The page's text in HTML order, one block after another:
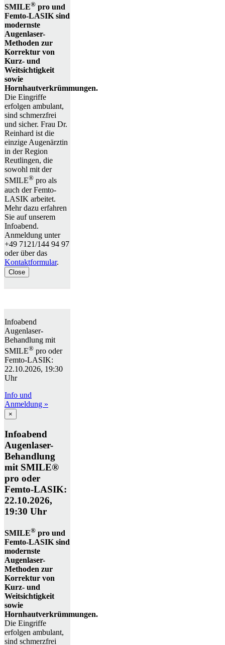
SMILE® pro und
Femto-LASIK sind
modernste
Augenlaser-
Methoden zur
Korrektur von
Kurz- und
Weitsichtigkeit
sowie
Hornhautverkrümmungen.
Die Eingriffe
erfolgen ambulant,
sind schmerzfrei
und sicher. Frau Dr.
Reinhard ist die
einzige Augenärztin
in der Region
Reutlingen, die
sowohl mit der
SMILE® pro als
auch der Femto-
LASIK arbeitet.
Mehr dazu erfahren
Sie auf unserem
Infoabend.
Anmeldung unter
+49 7121/144 94 97
oder über das
Kontaktformular.
Close
Infoabend
Augenlaser-
Behandlung mit
SMILE® pro oder
Femto-LASIK:
22.10.2026, 19:30
Uhr
Info und
Anmeldung »
×
Infoabend
Augenlaser-
Behandlung
mit SMILE®
pro oder
Femto-LASIK:
22.10.2026,
19:30 Uhr
SMILE® pro und
Femto-LASIK sind
modernste
Augenlaser-
Methoden zur
Korrektur von
Kurz- und
Weitsichtigkeit
sowie
Hornhautverkrümmungen.
Die Eingriffe
erfolgen ambulant,
sind schmerzfrei